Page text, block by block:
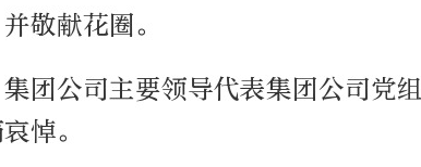
敬献花圈。
团公司主要领导代表集团公司党组
悼。